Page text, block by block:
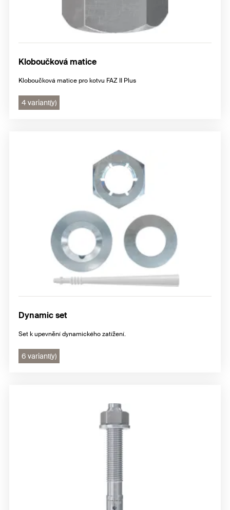
Kloboučková matice
Kloboučková matice pro kotvu FAZ II Plus
4 variant(y)
Dynamic set
Set k upevnění dynamického zatížení.
6 variant(y)